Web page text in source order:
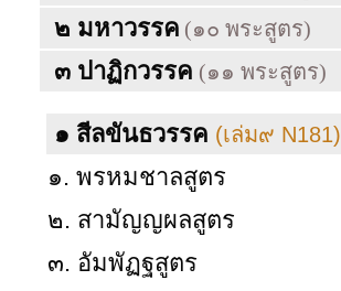
๒ มหาวรรค (๑๐ พระสูตร)
๓ ปาฏิกวรรค (๑๑ พระสูตร)
๑ สีลขันธวรรค (เล่ม๙ N181)
๑. พรหมชาลสูตร
๒. สามัญญผลสูตร
๓. อัมพัฏฐสูตร